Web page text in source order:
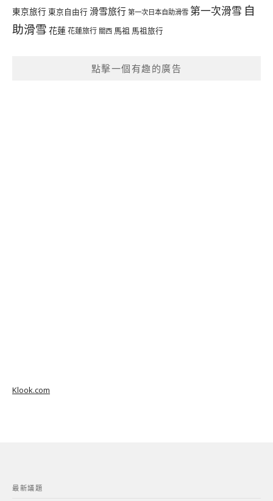
東京旅行 東京自由行 滑雪旅行 第一次日本自助滑雪 第一次滑雪 自
助滑雪 花蓮花蓮旅行 關西 馬祖 馬祖旅行
點擊一個有趣的廣告
Klook.com
最新議題